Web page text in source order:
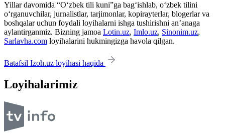
Yillar davomida “O‘zbek tili kuni”ga bag‘ishlab, o‘zbek tilini
o‘rganuvchilar, jurnalistlar, tarjimonlar, kopirayterlar, blogerlar va
boshqalar uchun foydali loyihalarni ishga tushirishni an’anaga
aylantirganmiz. Bizning jamoa Lotin.uz, Imlo.uz, Sinonim.uz,
Sarlavha.com loyihalarini hukmingizga havola qilgan.
Batafsil Izoh.uz loyihasi haqida
Loyihalarimiz